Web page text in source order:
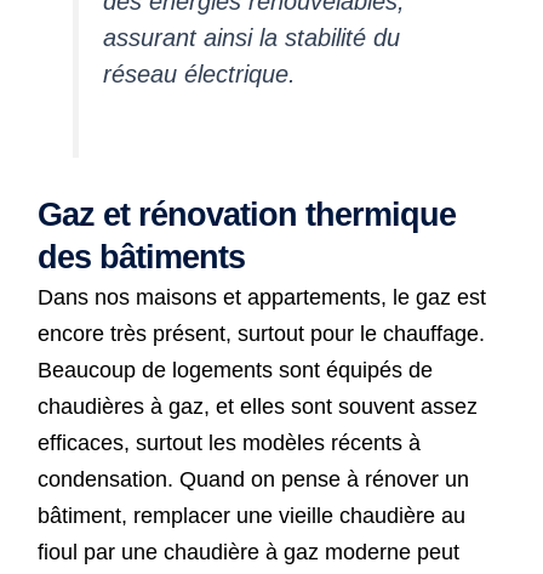
assurant ainsi la stabilité du
réseau électrique.
Gaz et rénovation thermique
des bâtiments
Dans nos maisons et appartements, le gaz est
encore très présent, surtout pour le chauffage.
Beaucoup de logements sont équipés de
chaudières à gaz, et elles sont souvent assez
efficaces, surtout les modèles récents à
condensation. Quand on pense à rénover un
bâtiment, remplacer une vieille chaudière au
fioul par une chaudière à gaz moderne peut